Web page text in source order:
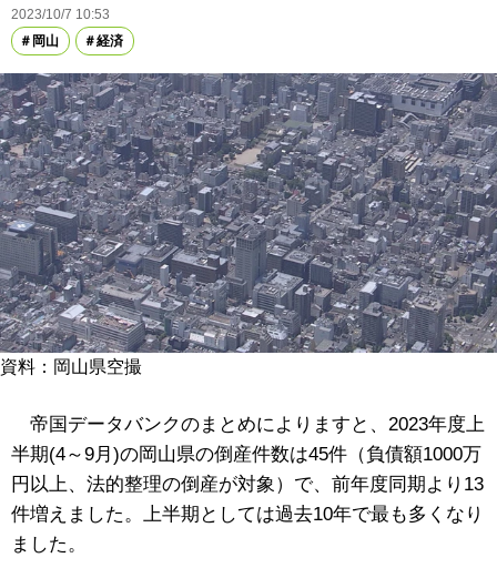
2023/10/7 10:53
岡山
経済
資料：岡山県空撮
帝国データバンクのまとめによりますと、2023年度上
半期(4～9月)の岡山県の倒産件数は45件（負債額1000万
円以上、法的整理の倒産が対象）で、前年度同期より13
件増えました。上半期としては過去10年で最も多くなり
ました。